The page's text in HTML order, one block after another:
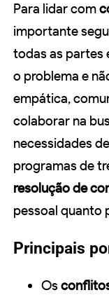
Para lidar com
importante
todas as partes
o problema e
empática,
colaborar na
necessidades
programas de
resolução de
pessoal quanto
Principais
Os